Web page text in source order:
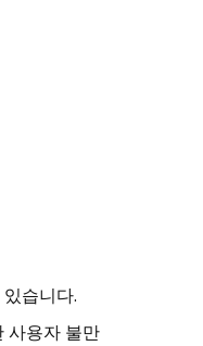
습니다.
사용자 불만